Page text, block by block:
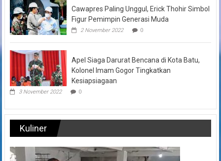
Cawapres Paling Unggul, Erick Thohir Simbol
Figur Pemimpin Generasi Muda
2 November 2022 0
Apel Siaga Darurat Bencana di Kota Batu,
Kolonel Imam Gogor Tingkatkan
Kesiapsiagaan
3 November 2022 0
Kuliner